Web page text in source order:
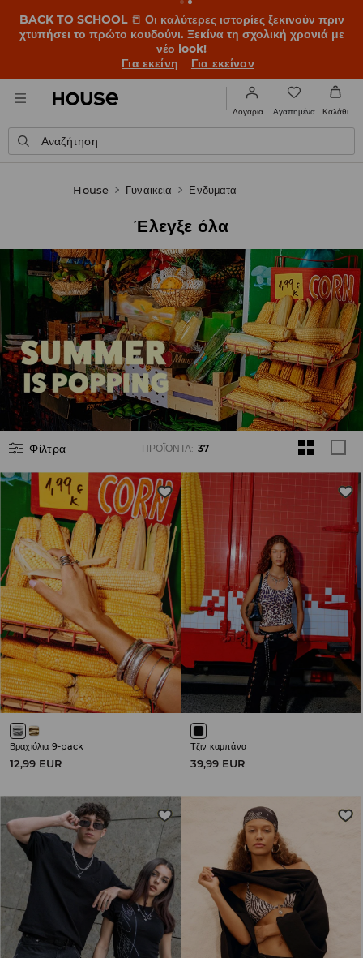
BACK TO SCHOOL 📒 Οι καλύτερες ιστορίες ξεκινούν πριν
χτυπήσει το πρώτο κουδούνι. Ξεκίνα τη σχολική χρονιά με
νέο look!
Για εκείνη
Για εκείνον
Λογαριασμός Αγαπημένα Καλάθι
Αναζήτηση
House Γυναικεια Ενδυματα
Έλεγξε όλα
Φίλτρα ΠΡΟΪΌΝΤΑ: 37
Βραχιόλια 9-pack
12,99 EUR
Τζιν καμπάνα
39,99 EUR